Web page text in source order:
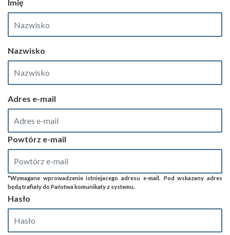
Imię
Nazwisko
Adres e-mail
Powtórz e-mail
*Wymagane wprowadzenie istniejacego adresu e-mail. Pod wskazany adres
będą trafiały do Państwa komunikaty z systemu.
Hasło